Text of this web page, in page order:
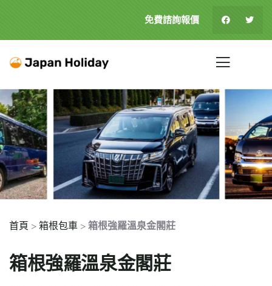
免費諮詢報價
首頁 > 箱根包車 > 箱根強羅溫泉金閣莊
箱根強羅溫泉金閣莊